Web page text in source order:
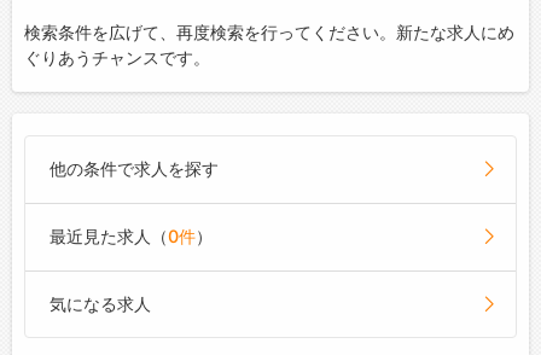
検索条件を広げて、再度検索を行ってください。新たな求人にめ
ぐりあうチャンスです。
他の条件で求人を探す
最近見た求人（0件）
気になる求人